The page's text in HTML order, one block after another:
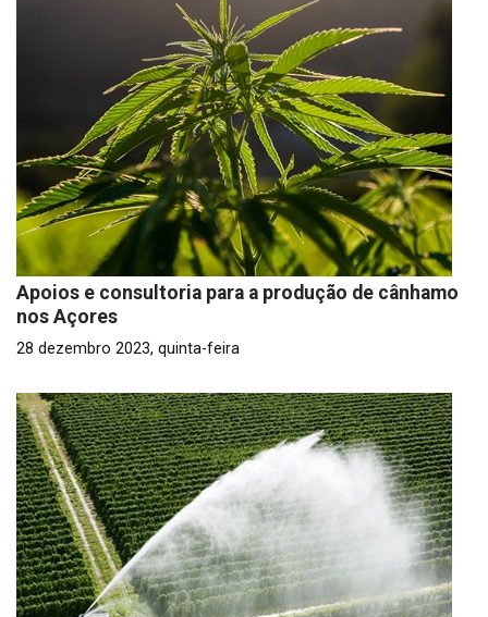
Apoios e consultoria para a produção de cânhamo
nos Açores
28 dezembro 2023, quinta-feira